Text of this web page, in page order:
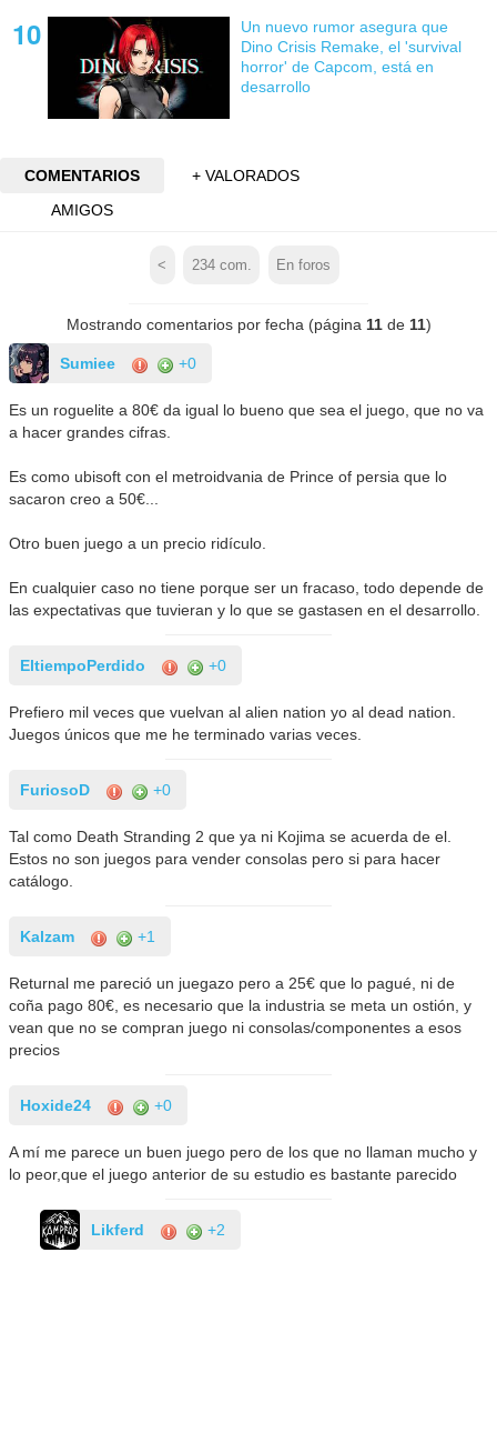
Un nuevo rumor asegura que
Dino Crisis Remake, el 'survival
horror' de Capcom, está en
desarrollo
COMENTARIOS
+ VALORADOS
AMIGOS
< 234com. En foros
Mostrando comentarios por fecha (página 11de 11)
Sumiee +0
Es un roguelite a 80€ da igual lo bueno que sea el juego, que no va
a hacer grandes cifras.
Es como ubisoft con el metroidvania de Prince of persia que lo
sacaron creo a 50€...
Otro buen juego a un precio ridículo.
En cualquier caso no tiene porque ser un fracaso, todo depende de
las expectativas que tuvieran y lo que se gastasen en el desarrollo.
EltiempoPerdido +0
Prefiero mil veces que vuelvan al alien nation yo al dead nation.
Juegos únicos que me he terminado varias veces.
FuriosoD +0
Tal como Death Stranding 2 que ya ni Kojima se acuerda de el.
Estos no son juegos para vender consolas pero si para hacer
catálogo.
Kalzam +1
Returnal me pareció un juegazo pero a 25€ que lo pagué, ni de
coña pago 80€, es necesario que la industria se meta un ostión, y
vean que no se compran juego ni consolas/componentes a esos
precios
Hoxide24 +0
A mí me parece un buen juego pero de los que no llaman mucho y
lo peor,que el juego anterior de su estudio es bastante parecido
Likferd +2